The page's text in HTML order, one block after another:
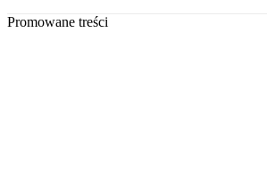
Promowane treści